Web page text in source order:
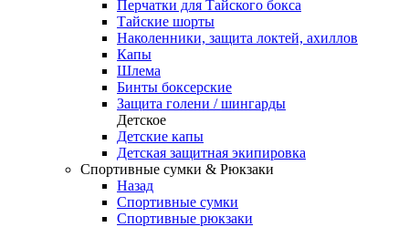
Перчатки для Тайского бокса
Тайские шорты
Наколенники, защита локтей, ахиллов
Капы
Шлема
Бинты боксерские
Защита голени / шингарды
Детское
Детские капы
Детская защитная экипировка
Спортивные сумки & Рюкзаки
Назад
Спортивные сумки
Спортивные рюкзаки